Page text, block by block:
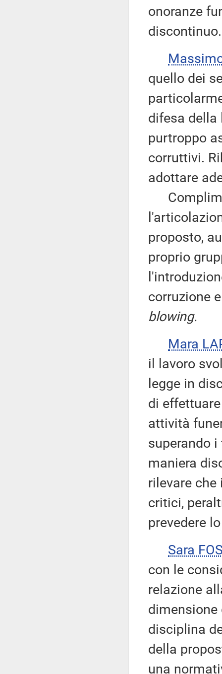
onoranze
discontinuo.
quello dei
difesa della
purtroppo
corruttivi.
adottare
proposto,
proprio
corruzione
blowing.
Mara
il lavoro
legge in
di
attività
superando
maniera
rilevare
critici,
prevedere
Sara
con le
relazione
disciplina
della
una